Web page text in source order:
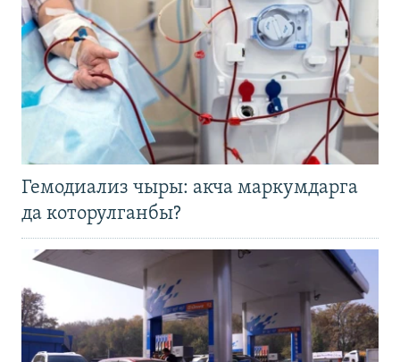
Гемодиализ чыры: акча маркумдарга
да которулганбы?